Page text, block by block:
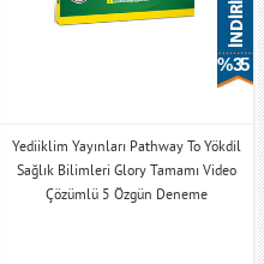
% 35
Yediiklim Yayınları Pathway To Yökdil
Sağlık Bilimleri Glory Tamamı Video
Çözümlü 5 Özgün Deneme